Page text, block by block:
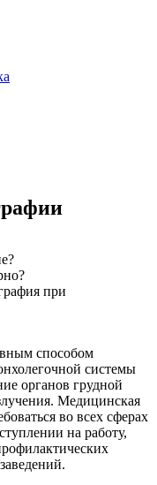
при
способом
системы
органов грудной
Медицинская
во всех сферах
на работу,